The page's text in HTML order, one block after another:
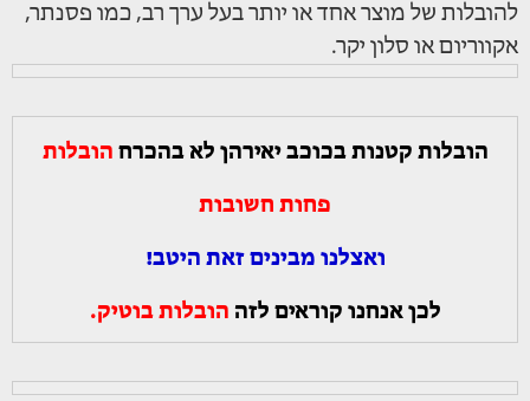
להובלות של מוצר אחד או יותר בעל ערך רב, כמו פסנתר,
אקווריום או סלון יקר.
הובלות קטנות בכוכב יאירהן לא בהכרח הובלות
פחות חשובות
ואצלנו מבינים זאת היטב!
לכן אנחנו קוראים לזה הובלות בוטיק.